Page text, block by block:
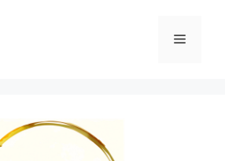
메